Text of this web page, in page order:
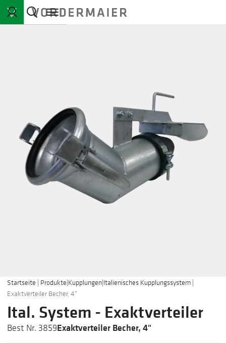
Startseite | Produkte|Kupplungen|Italienisches Kupplungssystem |
Exaktverteiler Becher, 4"
Ital. System - Exaktverteiler
Best Nr. 3859Exaktverteiler Becher, 4"